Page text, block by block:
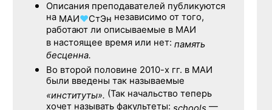
Описания преподавателей публикуются
на МАИ♥СтЭн независимо от того,
работают ли описываемые в МАИ
в настоящее время или нет: память
бесценна.
Во второй половине 2010-х гг. в МАИ
были введены так называемые
«институты». (Так начальство теперь
хочет называть факультеты:
—